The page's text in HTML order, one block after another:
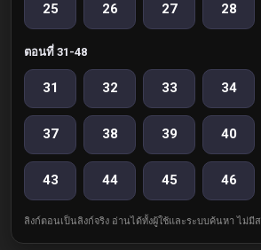
25 26 27 28
ตอนที่ 31-48
31 32 33 34
37 38 39 40
43 44 45 46
ลิงก์ตอนเป็นลิงก์จริง อ่านได้ทั้งผู้ใช้และระบบค้นหา ไม่